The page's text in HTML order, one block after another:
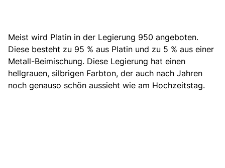
Meist wird Platin in der Legierung 950 angeboten.
Diese besteht zu 95 % aus Platin und zu 5 % aus einer
Metall-Beimischung. Diese Legierung hat einen
hellgrauen, silbrigen Farbton, der auch nach Jahren
noch genauso schön aussieht wie am Hochzeitstag.